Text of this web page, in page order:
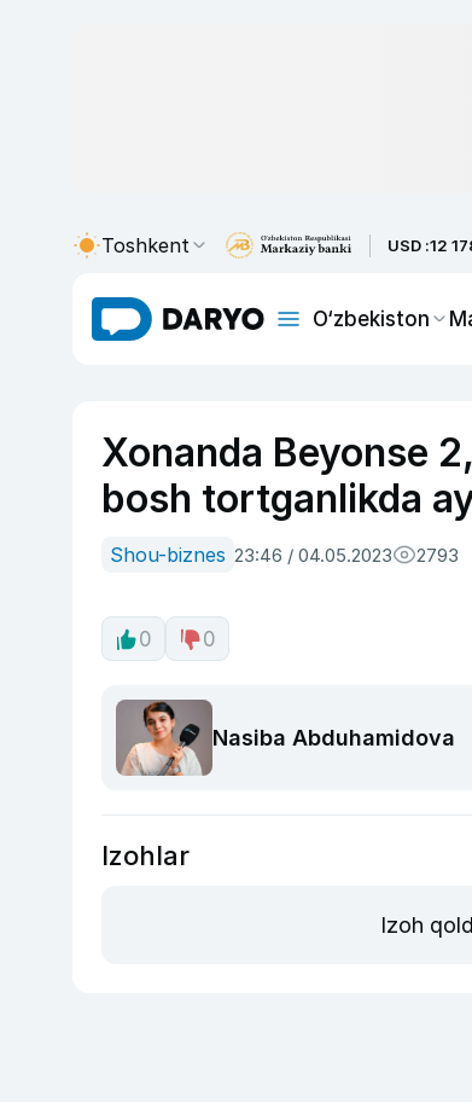
Toshkent USD :12
O‘zbekiston
Xonanda Beyonse
bosh tortganlikda
Shou-biznes 23:46 / 04.05.2023 2793
0 0
Nasiba Abduhamidova
Izohlar
Izoh